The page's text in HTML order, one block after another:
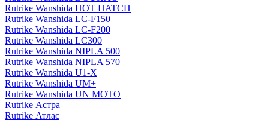
Rutrike Wanshida HOT HATCH
Rutrike Wanshida LC-F150
Rutrike Wanshida LC-F200
Rutrike Wanshida LC300
Rutrike Wanshida NIPLA 500
Rutrike Wanshida NIPLA 570
Rutrike Wanshida U1-X
Rutrike Wanshida UM+
Rutrike Wanshida UN MOTO
Rutrike Астра
Rutrike Атлас